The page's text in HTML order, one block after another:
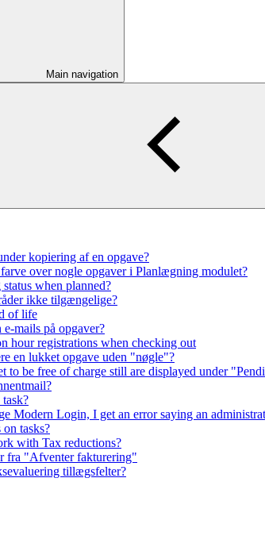
Main navigation
kopiering af en opgave?
over nogle opgaver i Planlægning modulet?
when planned?
ikke tilgængelige?
of life
mails på opgaver?
hour registrations when checking out
en lukket opgave uden "nøgle"?
to be free of charge still are displayed under
Modern Login, I get an error saying an
tasks?
with Tax reductions?
fra "Afventer fakturering"
tillægsfelter?